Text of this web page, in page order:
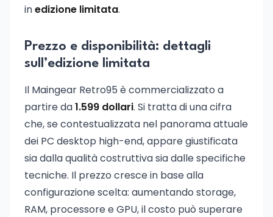
inedizione limitata.
Prezzo e disponibilità: dettagli
sull’edizione limitata
Il Maingear Retro95 è commercializzato a
partire da1.599 dollari. Si tratta di una cifra
che, se contestualizzata nel panorama attuale
dei PC desktop high-end, appare giustificata
sia dalla qualità costruttiva sia dalle specifiche
tecniche. Il prezzo cresce in base alla
configurazione scelta: aumentando storage,
RAM, processore e GPU, il costo può superare